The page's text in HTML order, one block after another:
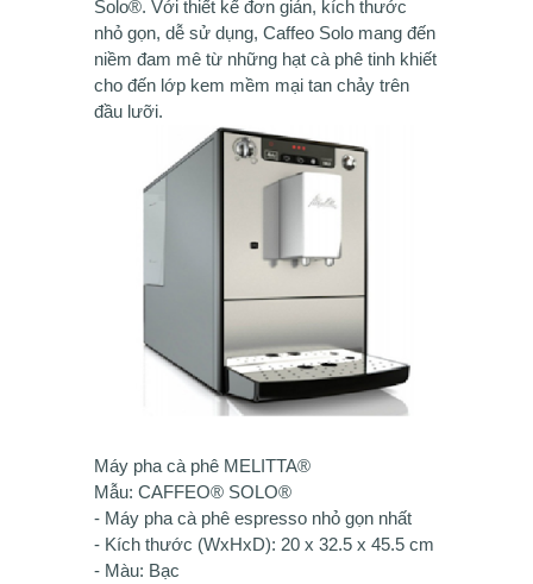
Solo®. Với thiết kế đơn giản, kích thước
nhỏ gọn, dễ sử dụng, Caffeo Solo mang đến
niềm đam mê từ những hạt cà phê tinh khiết
cho đến lớp kem mềm mại tan chảy trên
đầu lưỡi.
Máy pha cà phê MELITTA®
Mẫu: CAFFEO® SOLO®
- Máy pha cà phê espresso nhỏ gọn nhất
- Kích thước (WxHxD): 20 x 32.5 x 45.5 cm
- Màu: Bạc